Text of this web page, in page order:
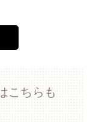
こちらも